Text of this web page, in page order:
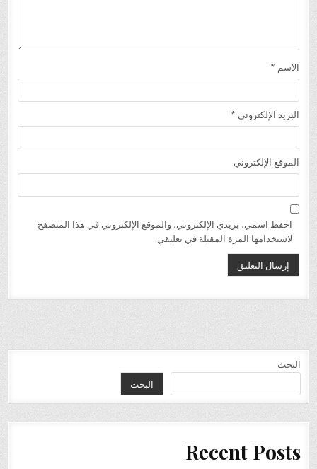
الاسم *
البريد الإلكتروني *
الموقع الإلكتروني
احفظ اسمي، بريدي الإلكتروني، والموقع الإلكتروني في هذا المتصفح
لاستخدامها المرة المقبلة في تعليقي.
البحث
البحث
Recent Posts